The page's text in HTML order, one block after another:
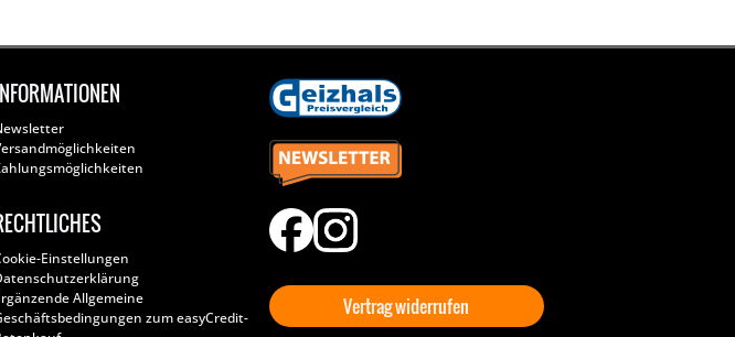
Einstellungen
Allgemeine
zum easyCredit-
Vertrag widerrufen